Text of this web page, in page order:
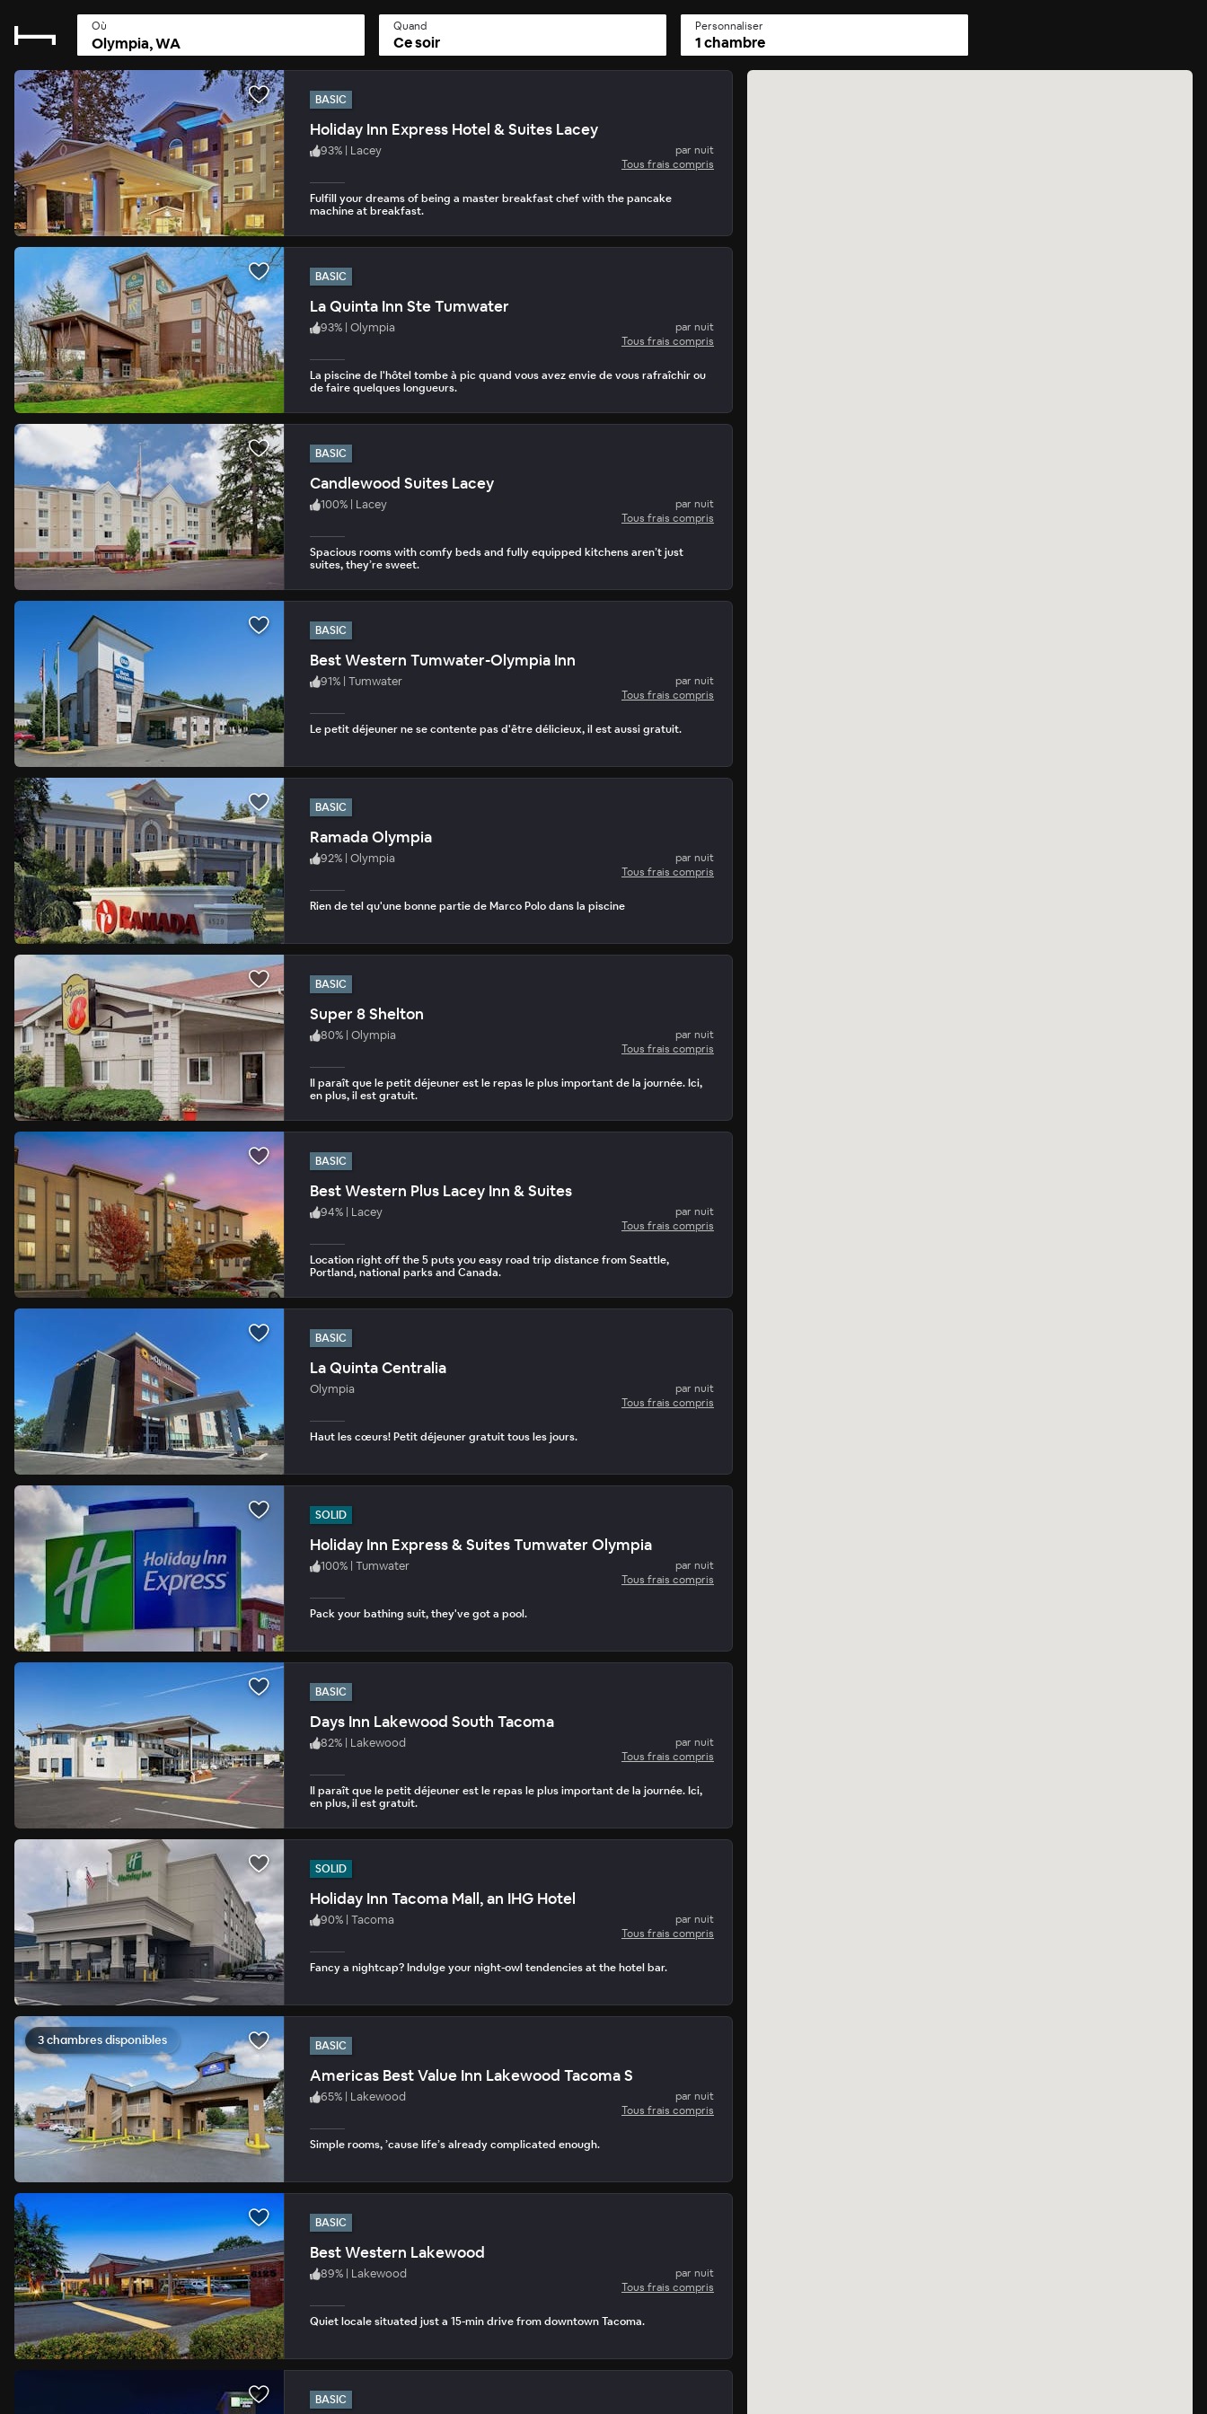
Où Quand
Ce soir
Personnaliser
1 chambre
BASIC
Holiday Inn Express Hotel & Suites Lacey
93% | Lacey
par nuit
Tous frais compris
Fulfill your dreams of being a master breakfast chef with the pancake
machine at breakfast.
BASIC
La Quinta Inn Ste Tumwater
93% | Olympia
par nuit
Tous frais compris
La piscine de l'hôtel tombe à pic quand vous avez envie de vous rafraîchir ou
de faire quelques longueurs.
BASIC
Candlewood Suites Lacey
100% | Lacey
par nuit
Tous frais compris
Spacious rooms with comfy beds and fully equipped kitchens aren’t just
suites, they’re sweet.
BASIC
Best Western Tumwater-Olympia Inn
91% | Tumwater
par nuit
Tous frais compris
Le petit déjeuner ne se contente pas d'être délicieux, il est aussi gratuit.
BASIC
Ramada Olympia
92% | Olympia
par nuit
Tous frais compris
Rien de tel qu'une bonne partie de Marco Polo dans la piscine
BASIC
Super 8 Shelton
80% | Olympia
par nuit
Tous frais compris
Il paraît que le petit déjeuner est le repas le plus important de la journée. Ici,
en plus, il est gratuit.
BASIC
Best Western Plus Lacey Inn & Suites
94% | Lacey
par nuit
Tous frais compris
Location right off the 5 puts you easy road trip distance from Seattle,
Portland, national parks and Canada.
BASIC
La Quinta Centralia
Olympia
par nuit
Tous frais compris
Haut les cœurs! Petit déjeuner gratuit tous les jours.
SOLID
Holiday Inn Express & Suites Tumwater Olympia
100% | Tumwater
par nuit
Tous frais compris
Pack your bathing suit, they've got a pool.
BASIC
Days Inn Lakewood South Tacoma
82% | Lakewood
par nuit
Tous frais compris
Il paraît que le petit déjeuner est le repas le plus important de la journée. Ici,
en plus, il est gratuit.
SOLID
Holiday Inn Tacoma Mall, an IHG Hotel
90% | Tacoma
par nuit
Tous frais compris
Fancy a nightcap? Indulge your night-owl tendencies at the hotel bar.
3 chambres disponibles BASIC
Americas Best Value Inn Lakewood Tacoma S
65% | Lakewood
par nuit
Tous frais compris
Simple rooms, ’cause life’s already complicated enough.
BASIC
Best Western Lakewood
89% | Lakewood
par nuit
Tous frais compris
Quiet locale situated just a 15-min drive from downtown Tacoma.
BASIC